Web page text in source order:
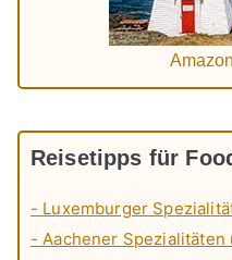
Reisetipps für
- Luxemburger
- Aachener